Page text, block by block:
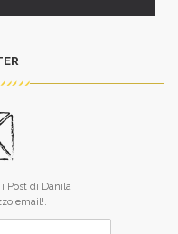
Post di Danila
email!.